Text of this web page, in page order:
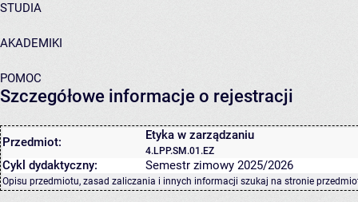
STUDIA
AKADEMIKI
POMOC
Szczegółowe informacje o rejestracji
Przedmiot: Etyka w zarządzaniu
4.LPP.SM.01.EZ
Cykl dydaktyczny: Semestr zimowy 2025/2026
Opisu przedmiotu, zasad zaliczania i innych informacji szukaj na stronie